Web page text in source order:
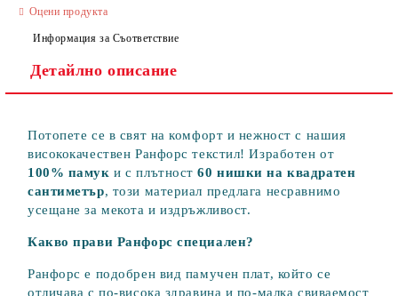
Оцени продукта
Информация за Съответствие
Детайлно описание
Потопете се в свят на комфорт и нежност с нашия
висококачествен Ранфорс текстил! Изработен от
100% памук и с плътност60 нишки на квадратен
сантиметър, този материал предлага несравнимо
усещане за мекота и издръжливост.
Какво прави Ранфорс специален?
Ранфорс е подобрен вид памучен плат, който се
отличава с по-висока здравина и по-малка свиваемост